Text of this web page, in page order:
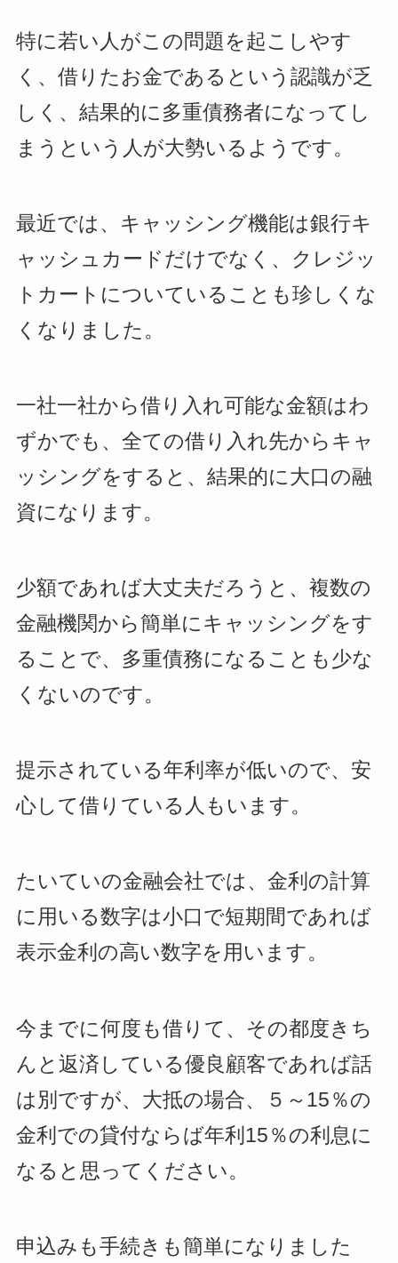
特に若い人がこの問題を起こしやす
く、借りたお金であるという認識が乏
しく、結果的に多重債務者になってし
まうという人が大勢いるようです。
最近では、キャッシング機能は銀行キ
ャッシュカードだけでなく、クレジッ
トカートについていることも珍しくな
くなりました。
一社一社から借り入れ可能な金額はわ
ずかでも、全ての借り入れ先からキャ
ッシングをすると、結果的に大口の融
資になります。
少額であれば大丈夫だろうと、複数の
金融機関から簡単にキャッシングをす
ることで、多重債務になることも少な
くないのです。
提示されている年利率が低いので、安
心して借りている人もいます。
たいていの金融会社では、金利の計算
に用いる数字は小口で短期間であれば
表示金利の高い数字を用います。
今までに何度も借りて、その都度きち
んと返済している優良顧客であれば話
は別ですが、大抵の場合、５～15％の
金利での貸付ならば年利15％の利息に
なると思ってください。
申込みも手続きも簡単になりました